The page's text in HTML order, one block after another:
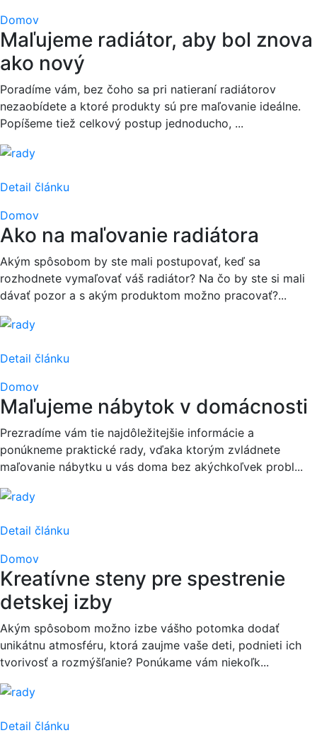
Domov
Maľujeme radiátor, aby bol znova
ako nový
Poradíme vám, bez čoho sa pri natieraní radiátorov
nezaobídete a ktoré produkty sú pre maľovanie ideálne.
Popíšeme tiež celkový postup jednoducho, ...
Detail článku
Domov
Ako na maľovanie radiátora
Akým spôsobom by ste mali postupovať, keď sa
rozhodnete vymaľovať váš radiátor? Na čo by ste si mali
dávať pozor a s akým produktom možno pracovať?...
Detail článku
Domov
Maľujeme nábytok v domácnosti
Prezradíme vám tie najdôležitejšie informácie a
ponúkneme praktické rady, vďaka ktorým zvládnete
maľovanie nábytku u vás doma bez akýchkoľvek probl...
Detail článku
Domov
Kreatívne steny pre spestrenie
detskej izby
Akým spôsobom možno izbe vášho potomka dodať
unikátnu atmosféru, ktorá zaujme vaše deti, podnieti ich
tvorivosť a rozmýšľanie? Ponúkame vám niekoľk...
Detail článku